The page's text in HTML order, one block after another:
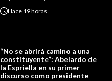
Hace 19 horas
“No se abrirá camino a una
constituyente”: Abelardo de
la Espriella en su primer
discurso como presidente